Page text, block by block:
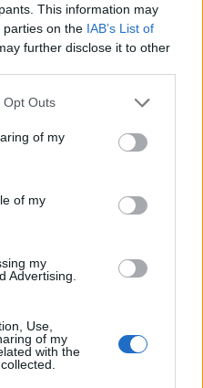
This information may
parties on the IAB’s List of
further disclose it to other
Opt Outs
of my
of my
my
Advertising.
Use,
of my
with the
Bogliasco
2
comuni della
Genova
(177)
(8)
(37)